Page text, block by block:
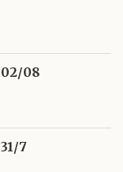
08
7